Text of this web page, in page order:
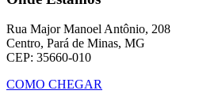
Rua Major Manoel Antônio, 208
Centro, Pará de Minas, MG
CEP: 35660-010
COMO CHEGAR